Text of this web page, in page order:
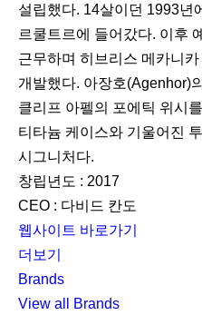
설립했다. 14살이던 1993년
르쿨트르에 들어갔다. 이후
근무하며 히브리스 메카니
개발했다. 아장호(Agenhor)
클리프 아펠의 포에틱 위시
티타늄 케이스와 기울어진
시그니처다.
창립년도 : 2017
CEO : 다비드 칸도
웹사이트 바로가기
더보기
Brands
View all Brands